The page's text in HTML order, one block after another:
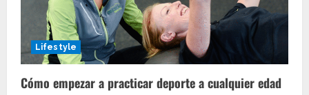
Lifestyle
Cómo empezar a practicar deporte a cualquier edad